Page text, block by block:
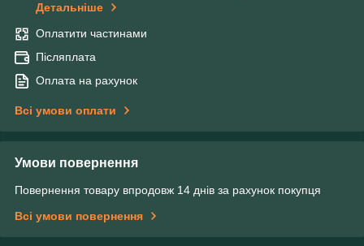
Детальніше
Оплатити частинами
Післяплата
Оплата на рахунок
Всі умови оплати
Умови повернення
Повернення товару впродовж 14 днів за рахунок покупця
Всі умови повернення